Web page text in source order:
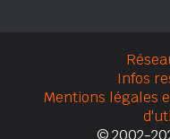
Infos
Mentions légales
© 2002-